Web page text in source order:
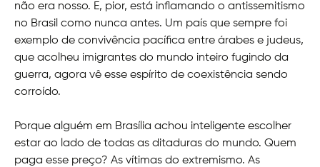
não era nosso. E, pior, está inflamando o antissemitismo
no Brasil como nunca antes. Um país que sempre foi
exemplo de convivência pacífica entre árabes e judeus,
que acolheu imigrantes do mundo inteiro fugindo da
guerra, agora vê esse espírito de coexistência sendo
corroído.
Porque alguém em Brasília achou inteligente escolher
estar ao lado de todas as ditaduras do mundo. Quem
paga esse preço? As vítimas do extremismo. As